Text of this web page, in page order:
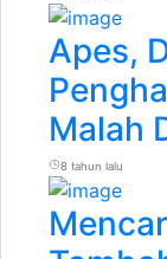
Apes,
Malah
8 tahun lalu